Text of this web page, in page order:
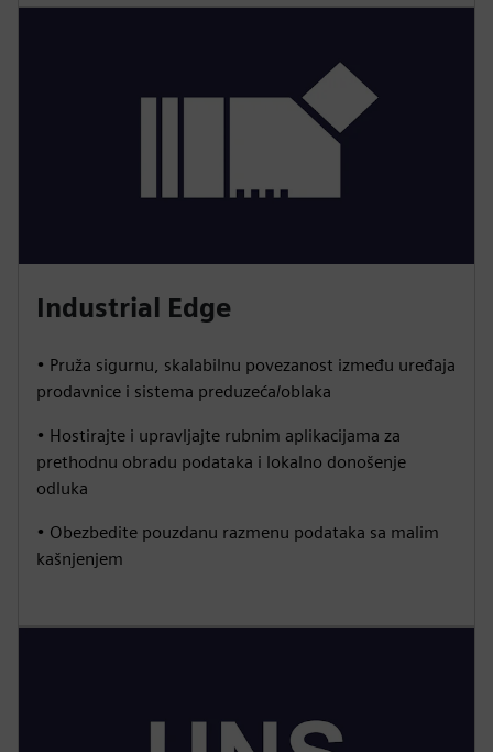
Industrial Edge
• Pruža sigurnu, skalabilnu povezanost između uređaja
prodavnice i sistema preduzeća/oblaka
• Hostirajte i upravljajte rubnim aplikacijama za
prethodnu obradu podataka i lokalno donošenje
odluka
• Obezbedite pouzdanu razmenu podataka sa malim
kašnjenjem